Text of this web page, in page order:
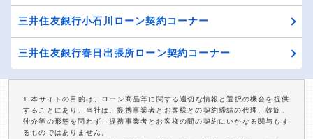
三井住友銀行小石川ローン契約コーナー
三井住友銀行春日出張所ローン契約コーナー
1.本サイトの目的は、ローン商品等に関する適切な情報と選択の機会を提供
することにあり、当社は、提携事業者とお客様との契約締結の代理、斡旋、
仲介等の形態を問わず、提携事業者とお客様の間の契約にいかなる関与もす
るものではありません。